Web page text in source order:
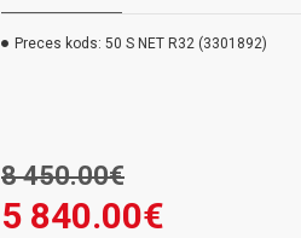
Preces kods: 50 S NET R32 (3301892)
5 840.00€
8 450.00€